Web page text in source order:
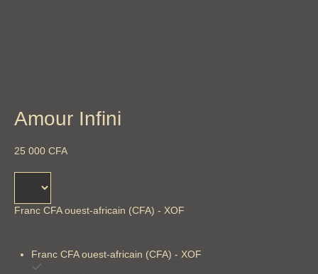
Amour Infini
25 000 CFA
Franc CFA ouest-africain (CFA) - XOF
Franc CFA ouest-africain (CFA) - XOF